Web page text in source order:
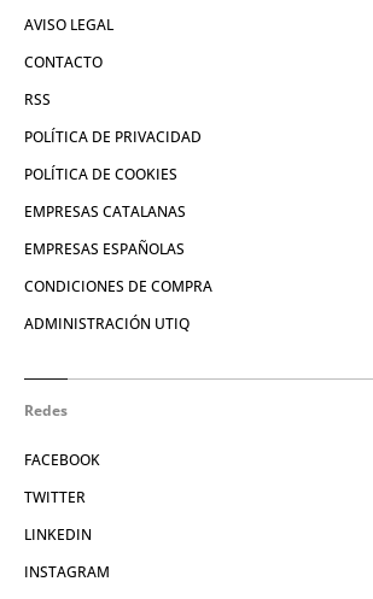
AVISO LEGAL
CONTACTO
RSS
POLÍTICA DE PRIVACIDAD
POLÍTICA DE COOKIES
EMPRESAS CATALANAS
EMPRESAS ESPAÑOLAS
CONDICIONES DE COMPRA
ADMINISTRACIÓN UTIQ
Redes
FACEBOOK
TWITTER
LINKEDIN
INSTAGRAM